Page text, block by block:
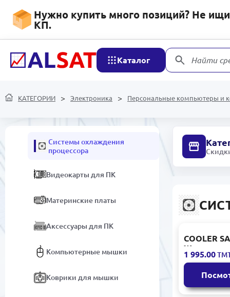
Нужно купить много позиций? Не
КП.
Каталог Найти
КАТЕГОРИИ Электроника Персональные компьютеры и
3D Принтеры и
комплектующие
Персональные
компьютеры и
комплектующие
Мини - компьютеры
Системы охлаждения
процессора
Видеокарты для ПК
Материнские платы
Аксессуары для ПК
Компьютерные мышки
Коврики для мышки
COOLER
360 мм ЖК
1 995.00